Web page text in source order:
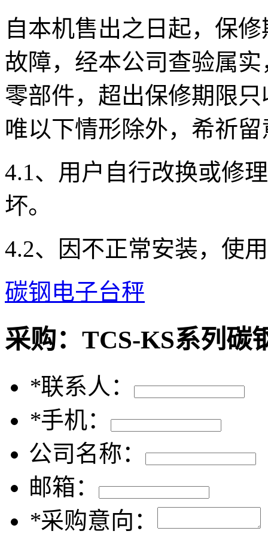
自本机售出之日起，保
故障，经本公司查验属
零部件，超出保修期限
唯以下情形除外，希祈留
4.1、用户自行改换或修
坏。
4.2、因不正常安装，使
碳钢电子台秤
采购： TCS-KS系列碳
*联系人：
*手机：
公司名称：
邮箱：
*采购意向：